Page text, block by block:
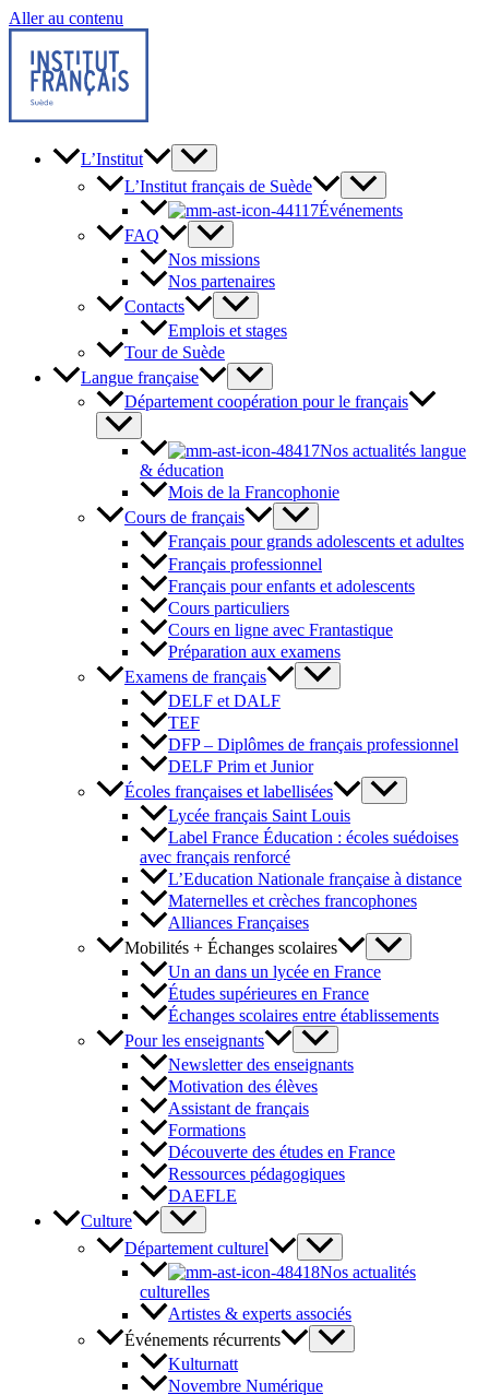
Aller au contenu
L’Institut
L’Institut français de Suède
Événements
FAQ
Nos missions
Nos partenaires
Contacts
Emplois et stages
Tour de Suède
Langue française
Département coopération pour le français
Nos actualités langue
& éducation
Mois de la Francophonie
Cours de français
Français pour grands adolescents et adultes
Français professionnel
Français pour enfants et adolescents
Cours particuliers
Cours en ligne avec Frantastique
Préparation aux examens
Examens de français
DELF et DALF
TEF
DFP – Diplômes de français professionnel
DELF Prim et Junior
Écoles françaises et labellisées
Lycée français Saint Louis
Label France Éducation : écoles suédoises
avec français renforcé
L’Education Nationale française à distance
Maternelles et crèches francophones
Alliances Françaises
Mobilités + Échanges scolaires
Un an dans un lycée en France
Études supérieures en France
Échanges scolaires entre établissements
Pour les enseignants
Newsletter des enseignants
Motivation des élèves
Assistant de français
Formations
Découverte des études en France
Ressources pédagogiques
DAEFLE
Culture
Département culturel
Nos actualités
culturelles
Artistes & experts associés
Événements récurrents
Kulturnatt
Novembre Numérique